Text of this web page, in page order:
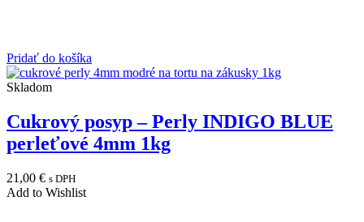
Pridať do košíka
Skladom
Cukrový posyp – Perly INDIGO BLUE
perleťové 4mm 1kg
21,00 € s DPH
Add to Wishlist